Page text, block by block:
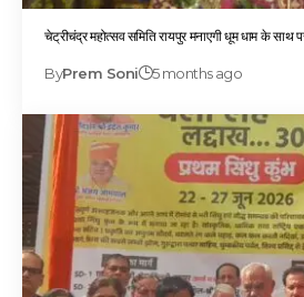
चेट्रीचंद्र महोत्सव समिति रायपुर मनाएगी धूम धाम के
ByPrem Soni 5 months ago